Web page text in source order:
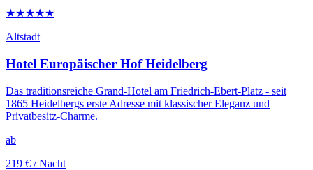
★★★★★
Altstadt
Hotel Europäischer Hof Heidelberg
Das traditionsreiche Grand-Hotel am Friedrich-Ebert-Platz - seit
1865 Heidelbergs erste Adresse mit klassischer Eleganz und
Privatbesitz-Charme.
ab
219 € / Nacht